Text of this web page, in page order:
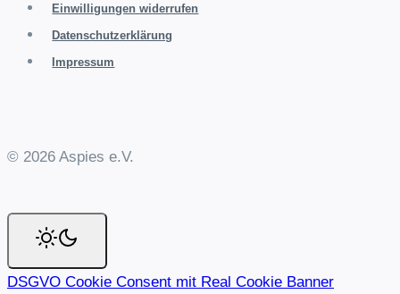
Einwilligungen widerrufen
Datenschutzerklärung
Impressum
© 2026 Aspies e.V.
DSGVO Cookie Consent mit Real Cookie Banner